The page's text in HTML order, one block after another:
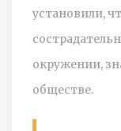
установили,
окружении,
обществе.